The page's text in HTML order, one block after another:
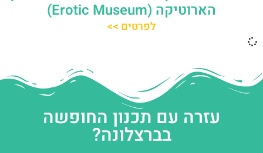
הארוטיקה (Erotic Museum)
לפרטים >>
עזרה עם תכנון החופשה
בברצלונה?